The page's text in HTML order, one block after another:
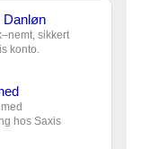
Danløn
sikkert
konto.
hos Saxis